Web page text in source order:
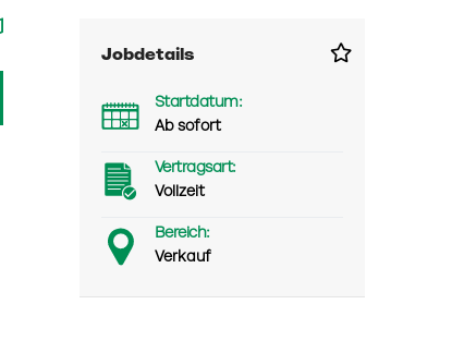
Jobdetails
Startdatum:
Ab sofort
Vertragsart:
Vollzeit
Bereich:
Verkauf